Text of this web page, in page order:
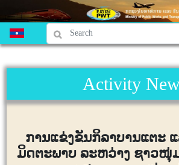
Activity
ການແຂ່ງຂັນກິລາບານແຕະ
ມິດຕະພາບ ລະຫວ່າງ ຊາວໜຸ່